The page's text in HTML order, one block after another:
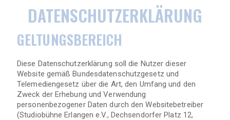
DATENSCHUTZERKLÄRUNG
GELTUNGSBEREICH
Diese Datenschutzerklärung soll die Nutzer dieser
Website gemäß Bundesdatenschutzgesetz und
Telemediengesetz über die Art, den Umfang und den
Zweck der Erhebung und Verwendung
personenbezogener Daten durch den Websitebetreiber
(Studiobühne Erlangen e.V., Dechsendorfer Platz 12,